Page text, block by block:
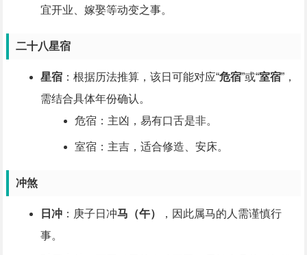
宜开业、嫁娶等动变之事。
二十八星宿
星宿：根据历法推算，该日可能对应“危宿”或“室宿”，
需结合具体年份确认。
危宿：主凶，易有口舌是非。
室宿：主吉，适合修造、安床。
冲煞
日冲：庚子日冲马（午）
，因此属马的人需谨慎行
事。